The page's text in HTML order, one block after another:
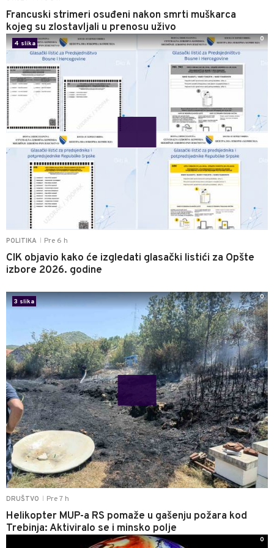
Francuski strimeri osuđeni nakon smrti muškarca
kojeg su zlostavljali u prenosu uživo
POLITIKA Pre 6 h
CIK objavio kako će izgledati glasački listići za Opšte
izbore 2026. godine
4 slika
0
DRUŠTVO Pre 7 h
Helikopter MUP-a RS pomaže u gašenju požara kod
Trebinja: Aktiviralo se i minsko polje
3 slika
0
0